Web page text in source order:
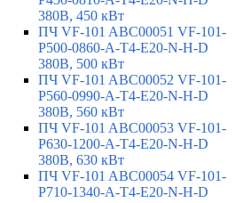
380В, 450 кВт
ПЧ VF-101 ABC00051 VF-101-
P500-0860-A-T4-E20-N-H-D
380В, 500 кВт
ПЧ VF-101 ABC00052 VF-101-
P560-0990-A-T4-E20-N-H-D
380В, 560 кВт
ПЧ VF-101 ABC00053 VF-101-
P630-1200-A-T4-E20-N-H-D
380В, 630 кВт
ПЧ VF-101 ABC00054 VF-101-
P710-1340-A-T4-E20-N-H-D